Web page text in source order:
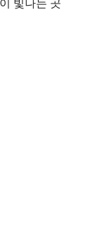
빛나는 곳